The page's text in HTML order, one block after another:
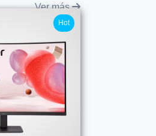
Ver más
Hot